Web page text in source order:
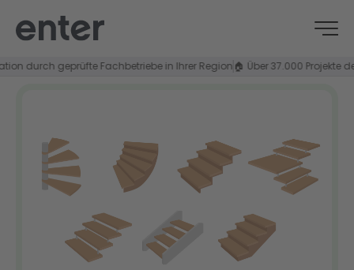
geprüfte Fachbetriebe in Ihrer Region🏠 Über 37.000 Projekte